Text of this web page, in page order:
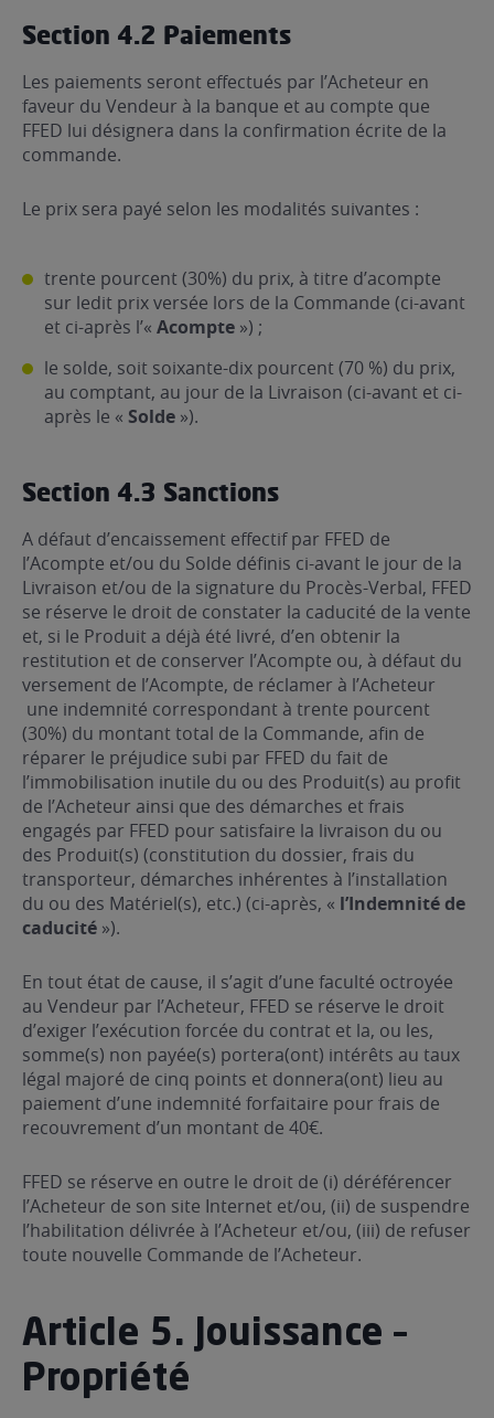
Section 4.2 Paiements
Les paiements seront effectués par l’Acheteur en
faveur du Vendeur à la banque et au compte que
FFED lui désignera dans la confirmation écrite de la
commande.
Le prix sera payé selon les modalités suivantes :
trente pourcent (30%) du prix, à titre d’acompte
sur ledit prix versée lors de la Commande (ci-avant
et ci-après l’« Acompte ») ;
le solde, soit soixante-dix pourcent (70 %) du prix,
au comptant, au jour de la Livraison (ci-avant et ci-
après le « Solde »).
Section 4.3 Sanctions
A défaut d’encaissement effectif par FFED de
l’Acompte et/ou du Solde définis ci-avant le jour de la
Livraison et/ou de la signature du Procès-Verbal, FFED
se réserve le droit de constater la caducité de la vente
et, si le Produit a déjà été livré, d’en obtenir la
restitution et de conserver l’Acompte ou, à défaut du
versement de l’Acompte, de réclamer à l’Acheteur
une indemnité correspondant à trente pourcent
(30%) du montant total de la Commande, afin de
réparer le préjudice subi par FFED du fait de
l’immobilisation inutile du ou des Produit(s) au profit
de l’Acheteur ainsi que des démarches et frais
engagés par FFED pour satisfaire la livraison du ou
des Produit(s) (constitution du dossier, frais du
transporteur, démarches inhérentes à l’installation
du ou des Matériel(s), etc.) (ci-après, « l’Indemnité de
caducité »).
En tout état de cause, il s’agit d’une faculté octroyée
au Vendeur par l’Acheteur, FFED se réserve le droit
d’exiger l’exécution forcée du contrat et la, ou les,
somme(s) non payée(s) portera(ont) intérêts au taux
légal majoré de cinq points et donnera(ont) lieu au
paiement d’une indemnité forfaitaire pour frais de
recouvrement d’un montant de 40€.
FFED se réserve en outre le droit de (i) déréférencer
l’Acheteur de son site Internet et/ou, (ii) de suspendre
l’habilitation délivrée à l’Acheteur et/ou, (iii) de refuser
toute nouvelle Commande de l’Acheteur.
Article 5. Jouissance –
Propriété